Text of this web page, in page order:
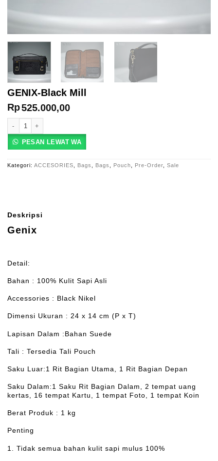
GENIX-Black Mill
Rp525.000,00
PESAN LEWAT WA
Kategori: ACCESORIES Bags Bags Pouch Pre-Order Sale
Deskripsi
Genix
Detail:
Bahan : 100% Kulit Sapi Asli
Accessories : Black Nikel
Dimensi Ukuran : 24 x 14 cm (P x T)
Lapisan Dalam :Bahan Suede
Tali : Tersedia Tali Pouch
Saku Luar:1 Rit Bagian Utama, 1 Rit Bagian Depan
Saku Dalam:1 Saku Rit Bagian Dalam, 2 tempat uang
kertas, 16 tempat Kartu, 1 tempat Foto, 1 tempat Koin
Berat Produk : 1 kg
Penting
1. Tidak semua bahan kulit sapi mulus 100%